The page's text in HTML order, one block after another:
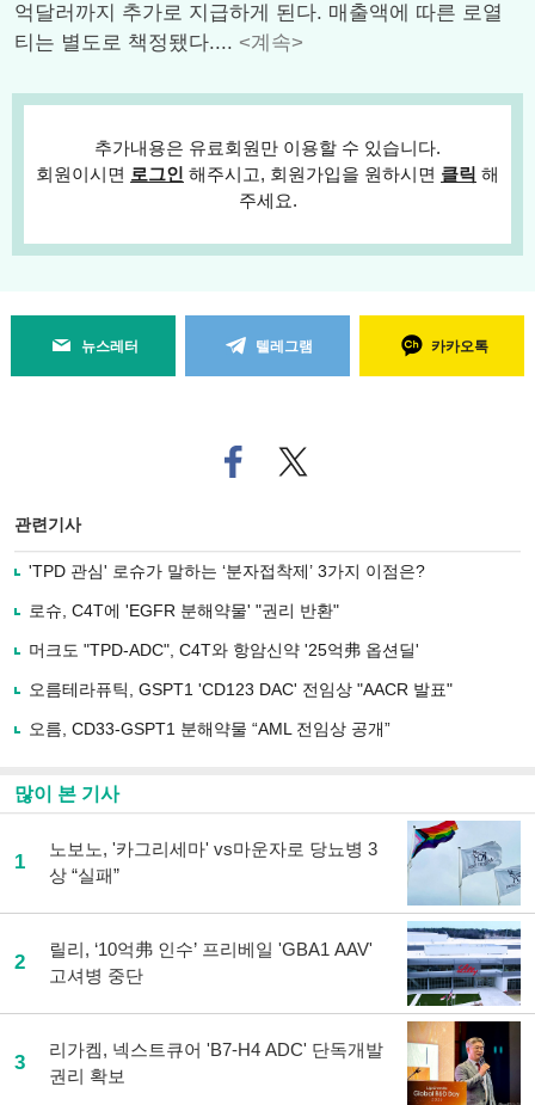
억달러까지 추가로 지급하게 된다. 매출액에 따른 로열
티는 별도로 책정됐다.... <계속>
추가내용은 유료회원만 이용할 수 있습니다.
회원이시면 로그인 해주시고, 회원가입을 원하시면 클릭 해
주세요.
뉴스레터 텔레그램 카카오톡
페
이
로
기
사
유
기
트위
터로
관련기사
'TPD 관심' 로슈가 말하는 ‘분자접착제’ 3가지 이점은?
로슈, C4T에 'EGFR 분해약물' "권리 반환"
머크도 "TPD-ADC", C4T와 항암신약 '25억弗 옵션딜'
오름테라퓨틱, GSPT1 'CD123 DAC' 전임상 "AACR 발표"
오름, CD33-GSPT1 분해약물 “AML 전임상 공개”
많이 본 기사
1
노보노, '카그리세마' vs마운자로 당뇨병 3
상 “실패”
2
릴리, ‘10억弗 인수’ 프리베일 'GBA1 AAV'
고셔병 중단
3
리가켐, 넥스트큐어 'B7-H4 ADC' 단독개발
권리 확보